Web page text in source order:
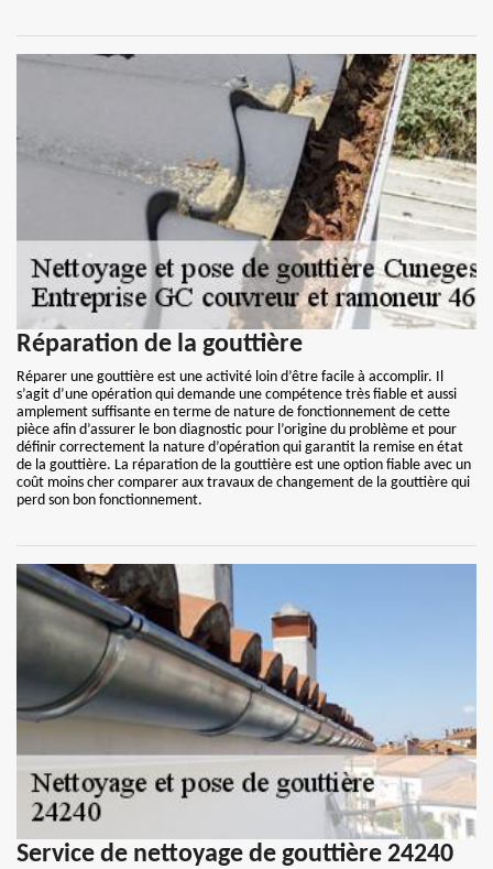
Réparation de la gouttière
Réparer une gouttière est une activité loin d’être facile à accomplir. Il
s’agit d’une opération qui demande une compétence très fiable et aussi
amplement suffisante en terme de nature de fonctionnement de cette
pièce afin d’assurer le bon diagnostic pour l’origine du problème et pour
définir correctement la nature d’opération qui garantit la remise en état
de la gouttière. La réparation de la gouttière est une option fiable avec un
coût moins cher comparer aux travaux de changement de la gouttière qui
perd son bon fonctionnement.
Service de nettoyage de gouttière 24240